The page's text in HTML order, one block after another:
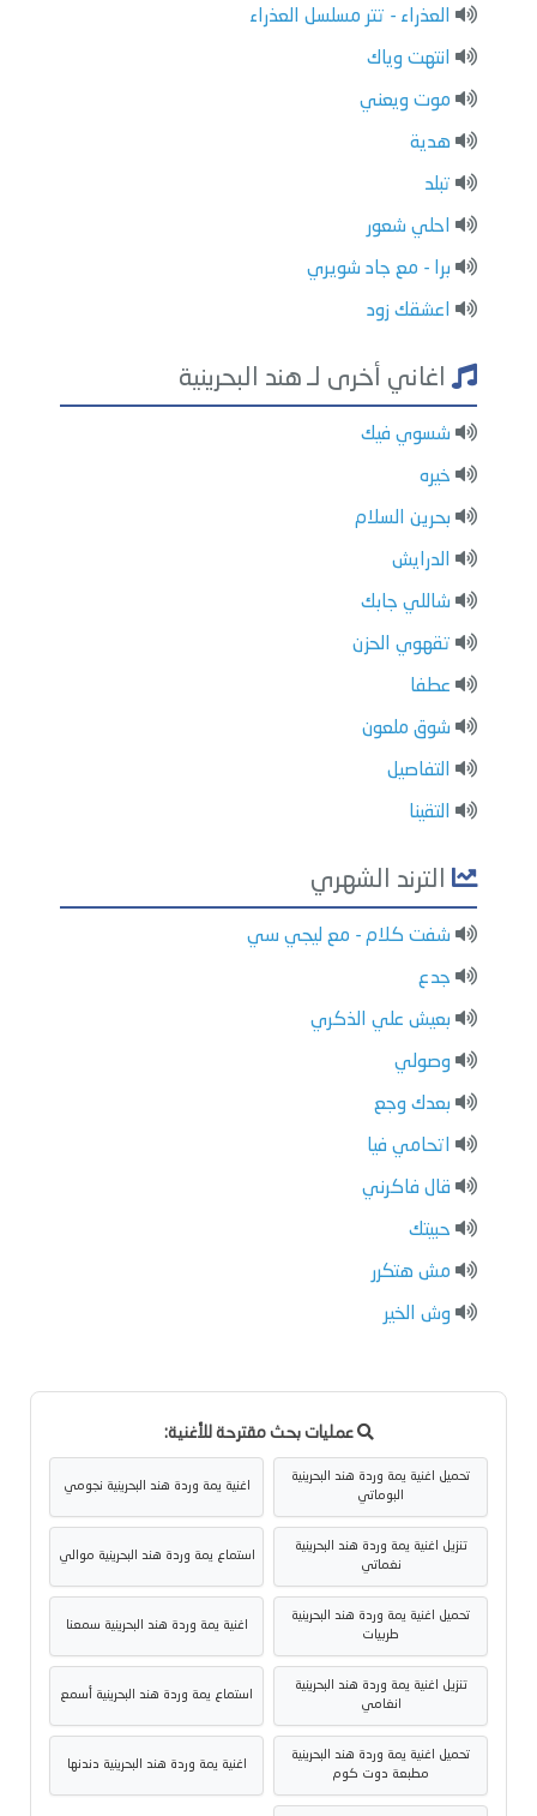
العذراء - تتر مسلسل العذراء
انتهت وياك
موت ويعني
هدية
تبلد
احلي شعور
برا - مع جاد شويري
اعشقك زود
اغاني أخرى لـ هند البحرينية
شسوي فيك
خيره
بحرين السلام
الدرايش
شاللي جابك
تقهوي الحزن
عطفا
شوق ملعون
التفاصيل
التقينا
الترند الشهري
شفت كلام - مع ليجي سي
جدع
بعيش علي الذكري
وصولي
بعدك وجع
اتحامي فيا
قال فاكرني
حبيتك
مش هتكرر
وش الخير
عمليات بحث مقترحة للأغنية:
تحميل اغنية يمة وردة هند البحرينية
البوماتي
اغنية يمة وردة هند البحرينية نجومي
تنزيل اغنية يمة وردة هند البحرينية
نغماتي
استماع يمة وردة هند البحرينية موالي
تحميل اغنية يمة وردة هند البحرينية
طربيات
اغنية يمة وردة هند البحرينية سمعنا
تنزيل اغنية يمة وردة هند البحرينية
انغامي
استماع يمة وردة هند البحرينية أسمع
تحميل اغنية يمة وردة هند البحرينية
مطبعة دوت كوم
اغنية يمة وردة هند البحرينية دندنها